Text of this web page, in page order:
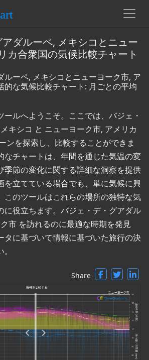
ダルーペ, メキシコとニュー
カ合衆国の気候比較チャート
ルーペ, メキシコとニューヨーク市, ア
的な気候比較チャート: 月ごとの平均
ルへようこそ。ここでは、バジェ・
キシコ と ニューヨーク市, アメリカ
ンを探索し、比較することができま
なチャートは、年間を通じた気温の変
季節の変化に関する詳細な洞察を提供
を立てている場合でも、単に気候に興
このツールはこれらの場所の独特な気
に役立ちます。バジェ・デ・グアダル
市 を訪れるのに最適な時期を発見
タに基づいて情報に基づいた旅行の決
Share